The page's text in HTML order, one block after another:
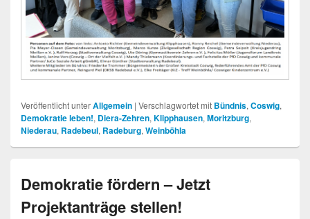
Veröffentlicht unterAllgemein | Verschlagwortet mit Bündnis, Coswig,
Demokratie leben!, Diera-Zehren, Klipphausen, Moritzburg,
Niederau, Radebeul, Radeburg, Weinböhla
Demokratie fördern – Jetzt
Projektanträge stellen!